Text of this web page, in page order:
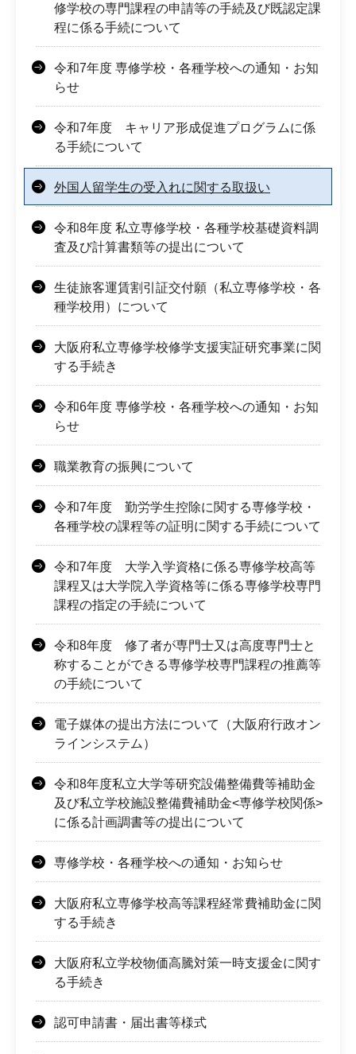
修学校の専門課程の申請等の手続及び既認定課
程に係る手続について
令和7年度 専修学校・各種学校への通知・お知
らせ
令和7年度 キャリア形成促進プログラムに係
る手続について
外国人留学生の受入れに関する取扱い
令和8年度 私立専修学校・各種学校基礎資料調
査及び計算書類等の提出について
生徒旅客運賃割引証交付願（私立専修学校・各
種学校用）について
大阪府私立専修学校修学支援実証研究事業に関
する手続き
令和6年度 専修学校・各種学校への通知・お知
らせ
職業教育の振興について
令和7年度 勤労学生控除に関する専修学校・
各種学校の課程等の証明に関する手続について
令和7年度 大学入学資格に係る専修学校高等
課程又は大学院入学資格等に係る専修学校専門
課程の指定の手続について
令和8年度 修了者が専門士又は高度専門士と
称することができる専修学校専門課程の推薦等
の手続について
電子媒体の提出方法について（大阪府行政オン
ラインシステム）
令和8年度私立大学等研究設備整備費等補助金
及び私立学校施設整備費補助金<専修学校関係>
に係る計画調書等の提出について
専修学校・各種学校への通知・お知らせ
大阪府私立専修学校高等課程経常費補助金に関
する手続き
大阪府私立学校物価高騰対策一時支援金に関す
る手続き
認可申請書・届出書等様式